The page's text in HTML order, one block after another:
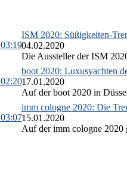
03:19
ISM 2020: Süßigkeiten-
04.02.2020
Die Aussteller der ISM
02:20
boot 2020: Luxusyachten
17.01.2020
Auf der boot 2020 in
03:07
imm cologne 2020: Die
15.01.2020
Auf der imm cologne 2020